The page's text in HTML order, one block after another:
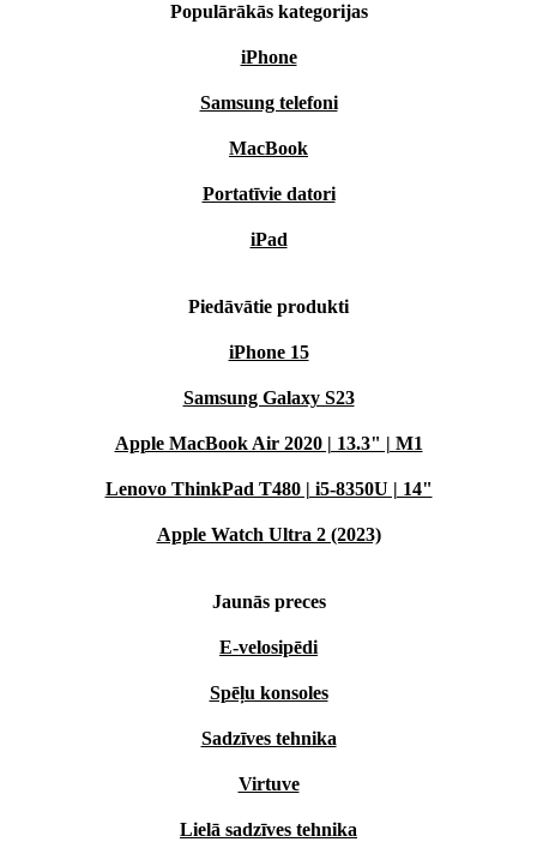
Populārākās kategorijas
iPhone
Samsung telefoni
MacBook
Portatīvie datori
iPad
Piedāvātie produkti
iPhone 15
Samsung Galaxy S23
Apple MacBook Air 2020 | 13.3" | M1
Lenovo ThinkPad T480 | i5-8350U | 14"
Apple Watch Ultra 2 (2023)
Jaunās preces
E-velosipēdi
Spēļu konsoles
Sadzīves tehnika
Virtuve
Lielā sadzīves tehnika